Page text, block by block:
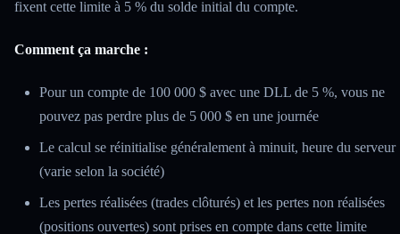
fixent cette limite à 5 % du solde initial du compte.
Comment ça marche :
Pour un compte de 100 000 $ avec une DLL de 5 %, vous ne
pouvez pas perdre plus de 5 000 $ en une journée
Le calcul se réinitialise généralement à minuit, heure du serveur
(varie selon la société)
Les pertes réalisées (trades clôturés) et les pertes non réalisées
(positions ouvertes) sont prises en compte dans cette limite